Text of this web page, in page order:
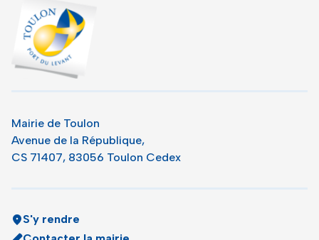
Mairie de Toulon
Avenue de la République,
CS 71407, 83056 Toulon Cedex
S'y rendre